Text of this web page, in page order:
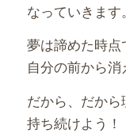
なっていきます。
夢は諦めた時点
自分の前から消
だから、だから
持ち続けよう！